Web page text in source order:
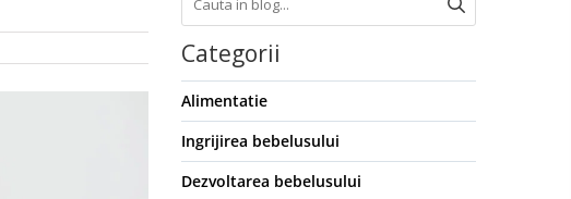
Categorii
Alimentatie
Ingrijirea bebelusului
Dezvoltarea bebelusului